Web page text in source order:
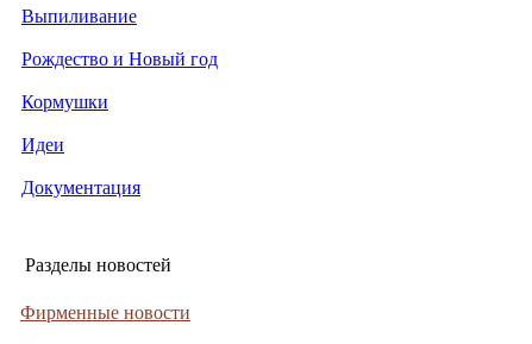
Выпиливание
Рождество и Новый год
Кормушки
Идеи
Документация
Разделы новостей
Фирменные новости